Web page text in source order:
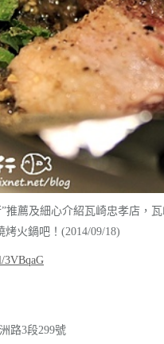
推薦及細心介紹瓦崎忠孝店，
火鍋吧！(2014/09/18)
3VBqaG
路3段299號